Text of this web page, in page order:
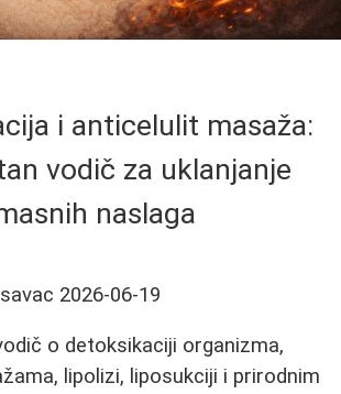
i anticelulit masaža:
vodič za uklanjanje
naslaga
2026-06-19
o detoksikaciji organizma,
lipolizi, liposukciji i prirodnim